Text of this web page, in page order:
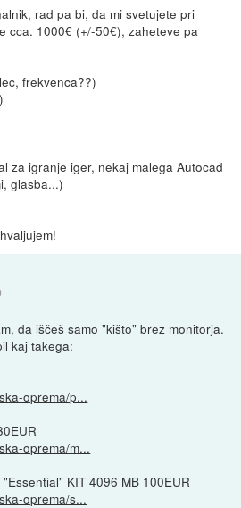
rad pa bi, da mi svetujete pri
cca. 1000€ (+/-50€), zaheteve pa
frekvenca??)
za igranje iger, nekaj malega Autocad
glasba...)
da iščeš samo "kišto" brez monitorja.
kaj takega:
oprema/p...
oprema/m...
KIT 4096 MB 100EUR
oprema/s...